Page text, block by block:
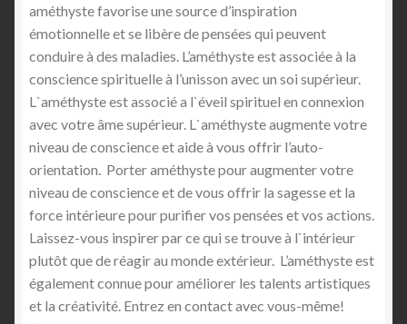
améthyste favorise une source d’inspiration
émotionnelle et se libère de pensées qui peuvent
conduire à des maladies. L’améthyste est associée à la
conscience spirituelle à l’unisson avec un soi supérieur.
L`améthyste est associé a l`éveil spirituel en connexion
avec votre âme supérieur. L`améthyste augmente votre
niveau de conscience et aide à vous offrir l’auto-
orientation. Porter améthyste pour augmenter votre
niveau de conscience et de vous offrir la sagesse et la
force intérieure pour purifier vos pensées et vos actions.
Laissez-vous inspirer par ce qui se trouve à l`intérieur
plutôt que de réagir au monde extérieur. L’améthyste est
également connue pour améliorer les talents artistiques
et la créativité. Entrez en contact avec vous-même!